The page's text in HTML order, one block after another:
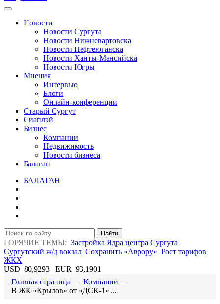
Новости
Новости Сургута
Новости Нижневартовска
Новости Нефтеюганска
Новости Ханты-Мансийска
Новости Югры
Мнения
Интервью
Блоги
Онлайн-конференции
Старый Сургут
Сиаплэй
Бизнес
Компании
Недвижимость
Новости бизнеса
Балаган
БАЛАГАН
Найти
ГОРЯЧИЕ ТЕМЫ: Застройка Ядра центра Сургута
Сургутский ж/д вокзал Сохранить «Аврору» Рост тарифов
ЖКХ
USD 80,9293 EUR 93,1901
Главная страница → Компании →
​В ЖК «Крылов» от «ДСК-1» ...